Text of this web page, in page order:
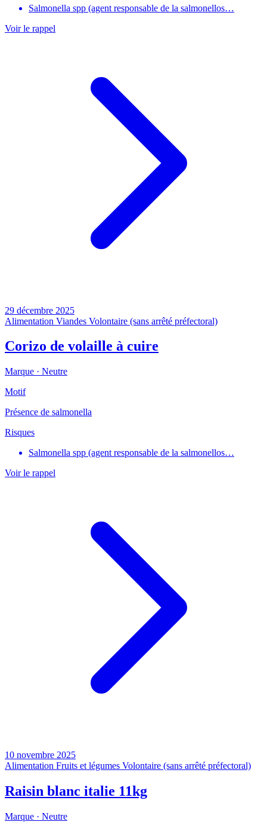
Salmonella spp (agent responsable de la salmonellos…
Voir le rappel
29 décembre 2025
Alimentation Viandes Volontaire (sans arrêté préfectoral)
Corizo de volaille à cuire
Marque · Neutre
Motif
Présence de salmonella
Risques
Salmonella spp (agent responsable de la salmonellos…
Voir le rappel
10 novembre 2025
Alimentation Fruits et légumes Volontaire (sans arrêté préfectoral)
Raisin blanc italie 11kg
Marque · Neutre